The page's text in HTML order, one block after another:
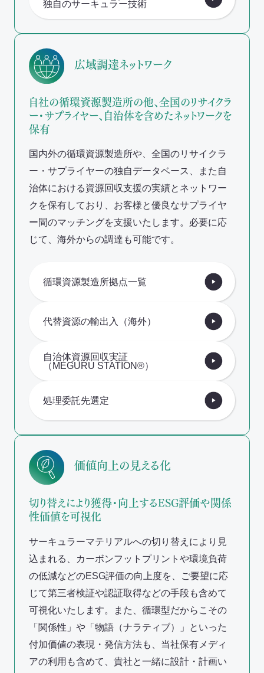
独自のサーキュラー技術
広域調達ネットワーク
自社の循環資源製造所の他、全国のリサイクラ
ー・サプライヤー、自治体を含めたネットワークを
保有
国内外の循環資源製造所や、全国のリサイクラ
ー・サプライヤーの独自データベース、また自
治体における資源回収支援の実績とネットワー
クを保有しており、お客様と優良なサプライヤ
ー間のマッチングを支援いたします。必要に応
じて、海外からの調達も可能です。
循環資源製造所拠点一覧
代替資源の輸出入（海外）
自治体資源回収実証
（MEGURU STATION®）
処理委託先選定
価値向上の見える化
切り替えにより獲得・向上するESG評価や関係
性価値を可視化
サーキュラーマテリアルへの切り替えにより見
込まれる、カーボンフットプリントや環境負荷
の低減などのESG評価の向上度を、ご要望に応
じて第三者検証や認証取得などの手段も含めて
可視化いたします。また、循環型だからこその
「関係性」や「物語（ナラティブ）」といった
付加価値の表現・発信方法も、当社保有メディ
アの利用も含めて、貴社と一緒に設計・計画い